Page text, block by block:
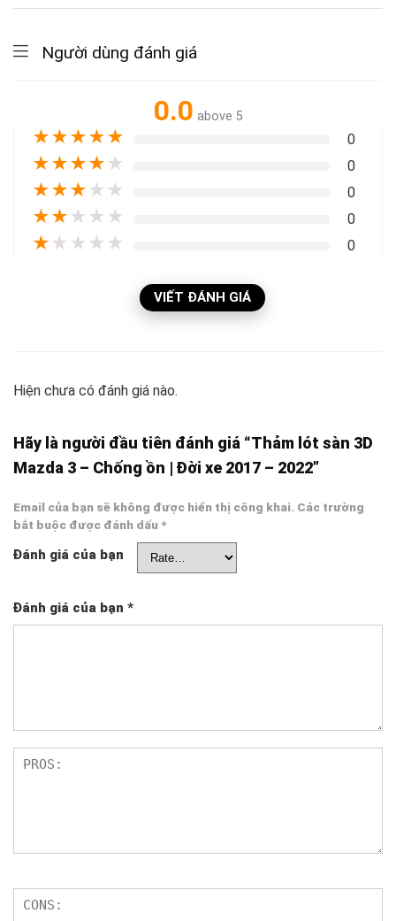
Người dùng đánh giá
0.0 above 5
★★★★★ 0
★★★★ ★ 0
★★★ ★ ★ 0
★★ ★ ★ ★ 0
★ ★ ★ ★ ★ 0
VIẾT ĐÁNH GIÁ
Hiện chưa có đánh giá nào.
Hãy là người đầu tiên đánh giá “Thảm lót sàn 3D
Mazda 3 – Chống ồn | Đời xe 2017 – 2022”
Email của bạn sẽ không được hiển thị công khai. Các trường
bắt buộc được đánh dấu*
Đánh giá của bạn
Đánh giá của bạn *